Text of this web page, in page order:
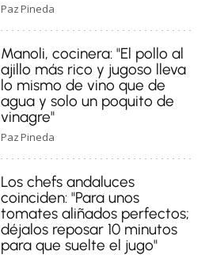
Paz Pineda
Manoli, cocinera: "El pollo al
ajillo más rico y jugoso lleva
lo mismo de vino que de
agua y solo un poquito de
vinagre"
Paz Pineda
Los chefs andaluces
coinciden: "Para unos
tomates aliñados perfectos;
déjalos reposar 10 minutos
para que suelte el jugo"